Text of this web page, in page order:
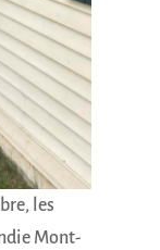
les
Mont-